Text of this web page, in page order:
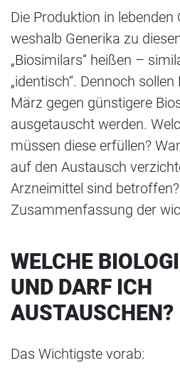
Die Produktion in lebenden
weshalb Generika zu
„Biosimilars“ heißen –
„identisch“. Dennoch
März gegen günstigere
ausgetauscht werden.
müssen diese erfüllen?
auf den Austausch
Arzneimittel sind
Zusammenfassung der
WELCHE
UND DARF ICH
AUSTAUSCHEN?
Das Wichtigste vorab: